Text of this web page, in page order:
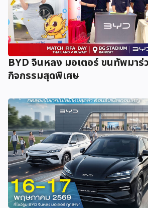
BYD จินหลง มอเตอร์ ขนทัพมาร่
กิจกรรมสุดพิเศษ